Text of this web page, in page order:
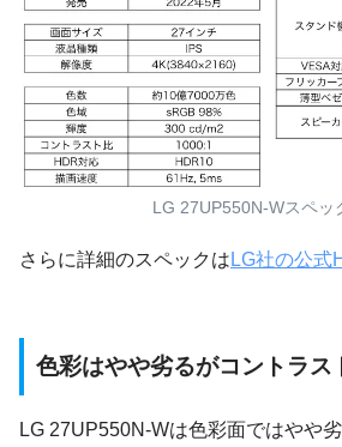
LG 27UP550N-Wスペッ
さらに詳細のスペックは LG社の公式
色彩はやや劣るがコントラス
LG 27UP550N-Wは色彩面ではやや